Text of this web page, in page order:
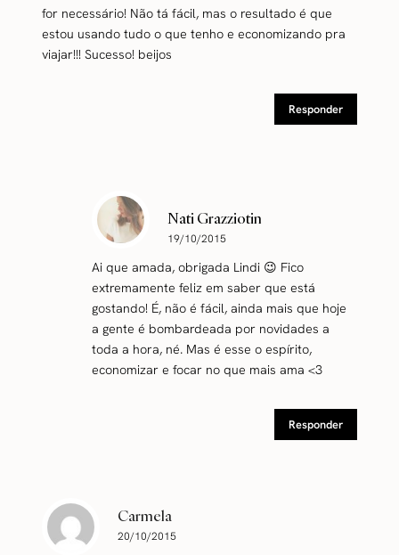
for necessário! Não tá fácil, mas o resultado é que
estou usando tudo o que tenho e economizando pra
viajar!!! Sucesso! beijos
Responder
Nati Grazziotin
19/10/2015
Ai que amada, obrigada Lindi 😉 Fico
extremamente feliz em saber que está
gostando! É, não é fácil, ainda mais que hoje
a gente é bombardeada por novidades a
toda a hora, né. Mas é esse o espírito,
economizar e focar no que mais ama <3
Responder
Carmela
20/10/2015